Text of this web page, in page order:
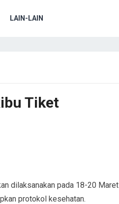
LAIN-LAIN
Tiket
dilaksanakan pada 18-20 Maret
protokol kesehatan.